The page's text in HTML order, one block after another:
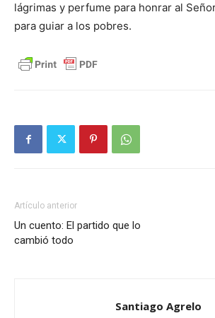
lágrimas y perfume para honrar al
para guiar a los pobres.
Artículo anterior
Un cuento: El partido que lo
cambió todo
Santiago Agrelo